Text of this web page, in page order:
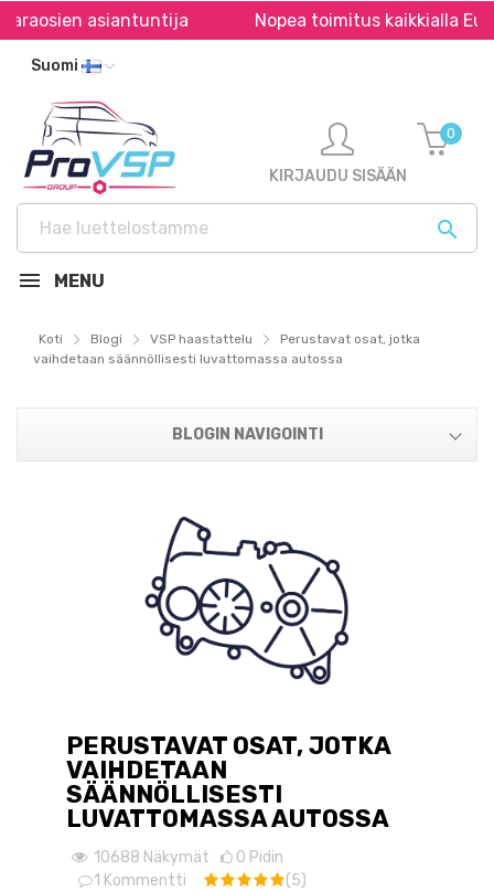
asiantuntija Nopea toimitus kaikkialla
Suomi

KIRJAUDU SISÄÄN
0
MENU
Koti Blogi VSP haastattelu
Perustavat osat, jotka
vaihdetaan säännöllisesti luvattomassa autossa
BLOGIN NAVIGOINTI
PERUSTAVAT OSAT, JOTKA
VAIHDETAAN
SÄÄNNÖLLISESTI
LUVATTOMASSA AUTOSSA
10688 Näkymät 0 Pidin
1 Kommentti
(5)